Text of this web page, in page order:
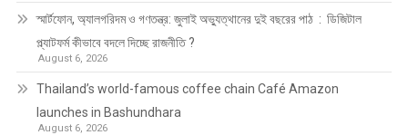
স্মার্টফোন, অ্যালগরিদম ও গণতন্ত্র: জুলাই অভ্যুত্থানের দুই বছরের পাঠ : ডিজিটাল
প্ল্যাটফর্ম কীভাবে বদলে দিচ্ছে রাজনীতি ?
August 6, 2026
Thailand’s world-famous coffee chain Café Amazon
launches in Bashundhara
August 6, 2026